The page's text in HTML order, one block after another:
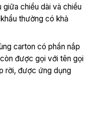
giữa chiều dài và chiều
thường có khả
carton có phần nắp
được gọi với tên gọi
rời, được ứng dụng